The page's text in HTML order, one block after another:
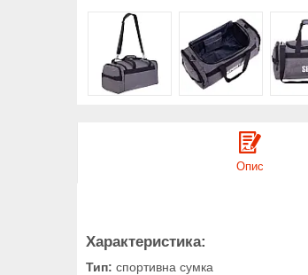
Опис
Характеристика:
Тип: спортивна сумка